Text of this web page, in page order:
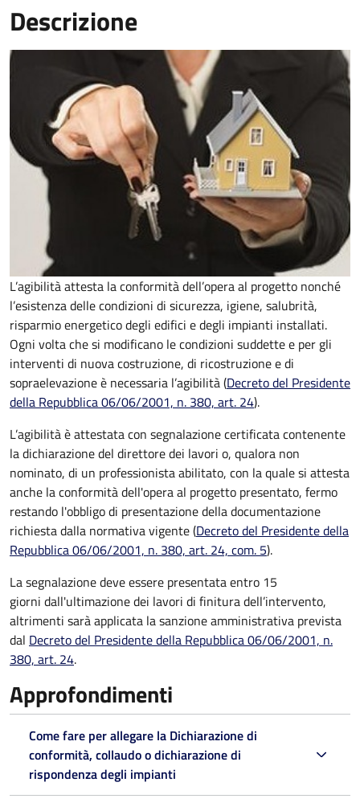
Descrizione
L’agibilità attesta la conformità dell’opera al progetto nonché
l’esistenza delle condizioni di sicurezza, igiene, salubrità,
risparmio energetico degli edifici e degli impianti installati.
Ogni volta che si modificano le condizioni suddette e per gli
interventi di nuova costruzione, di ricostruzione e di
sopraelevazione è necessaria l’agibilità (Decreto del Presidente
della Repubblica 06/06/2001, n. 380, art. 24).
L’agibilità è attestata con segnalazione certificata contenente
la dichiarazione del direttore dei lavori o, qualora non
nominato, di un professionista abilitato, con la quale si attesta
anche la conformità dell'opera al progetto presentato, fermo
restando l'obbligo di presentazione della documentazione
richiesta dalla normativa vigente (Decreto del Presidente della
Repubblica 06/06/2001, n. 380, art. 24, com. 5).
La segnalazione deve essere presentata entro 15
giorni dall'ultimazione dei lavori di finitura dell’intervento,
altrimenti sarà applicata la sanzione amministrativa prevista
dal Decreto del Presidente della Repubblica 06/06/2001, n.
380, art. 24.
Approfondimenti
Come fare per allegare la Dichiarazione di
conformità, collaudo o dichiarazione di
rispondenza degli impianti